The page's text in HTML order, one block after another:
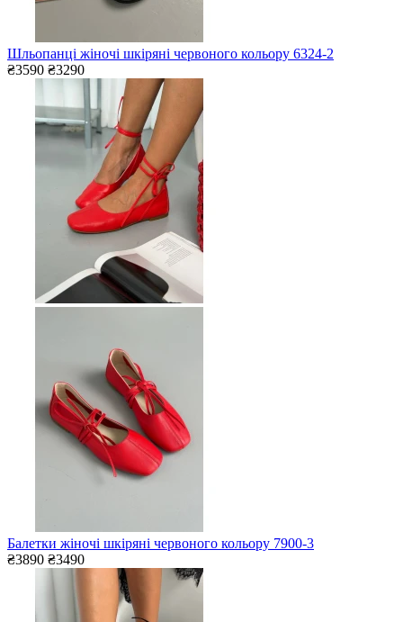
Шльопанці жіночі шкіряні червоного кольору 6324-2
₴3590 ₴3290
Балетки жіночі шкіряні червоного кольору 7900-3
₴3890 ₴3490